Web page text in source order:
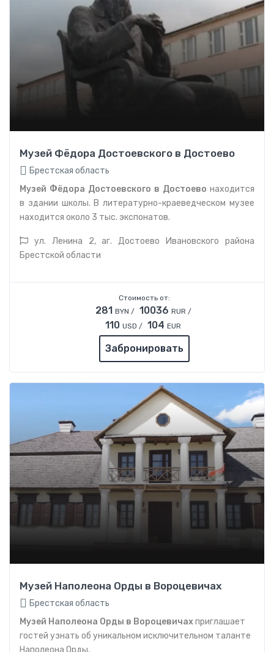
Музей Фёдора Достоевского в Достоево
Брестская область
Музей Фёдора Достоевского в Достоево находится
в здании школы. В литературно-краеведческом музее
находится около 3 тыс. экспонатов.
ул. Ленина 2, аг. Достоево Ивановского района
Брестской области
Стоимость от:
281 BYN / 10036 RUR /
110 USD / 104 EUR
Забронировать
Музей Наполеона Орды в Вороцевичах
Брестская область
Музей Наполеона Орды в Вороцевичахприглашает
гостей узнать об уникальном исключительном таланте
Наполеона Орды.